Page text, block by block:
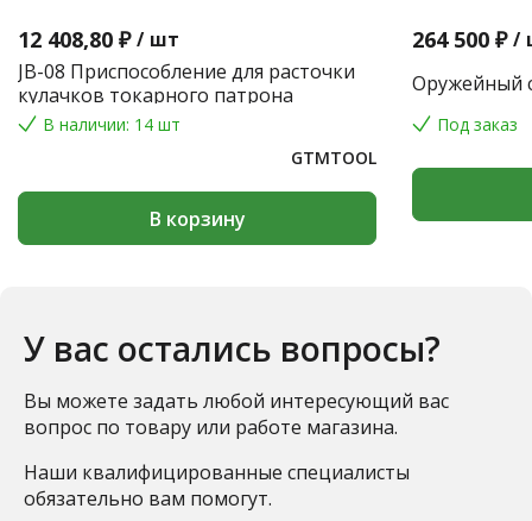
12 408,80 ₽ / шт
JB-08 Приспособление для расточки
кулачков токарного патрона
В наличии: 14 шт
GTMTOOL
В корзину
264 500 ₽ /
Оружейный
Под заказ
У вас остались вопросы?
Вы можете задать любой интересующий вас
вопрос по товару или работе магазина.
Наши квалифицированные специалисты
обязательно вам помогут.